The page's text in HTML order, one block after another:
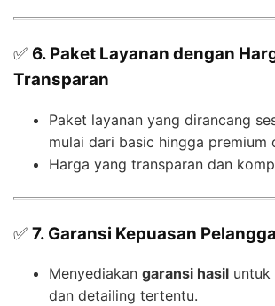
✅ 6. Paket Layanan dengan
Transparan
Paket layanan yang dirancang
mulai dari basic hingga premium
Harga yang transparan dan
✅ 7. Garansi Kepuasan
Menyediakan garansi hasil untuk
dan detailing tertentu.